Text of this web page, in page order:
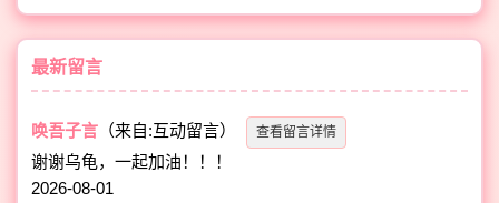
最新留言
唤吾子言 （来自:互动留言） 查看留言详情
谢谢乌龟，一起加油！！！
2026-08-01